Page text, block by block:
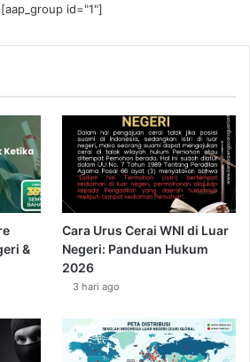
[aap_group id="1"]
&
Cara Urus Cerai WNI di Luar
Negeri: Panduan Hukum
2026
3 hari ago